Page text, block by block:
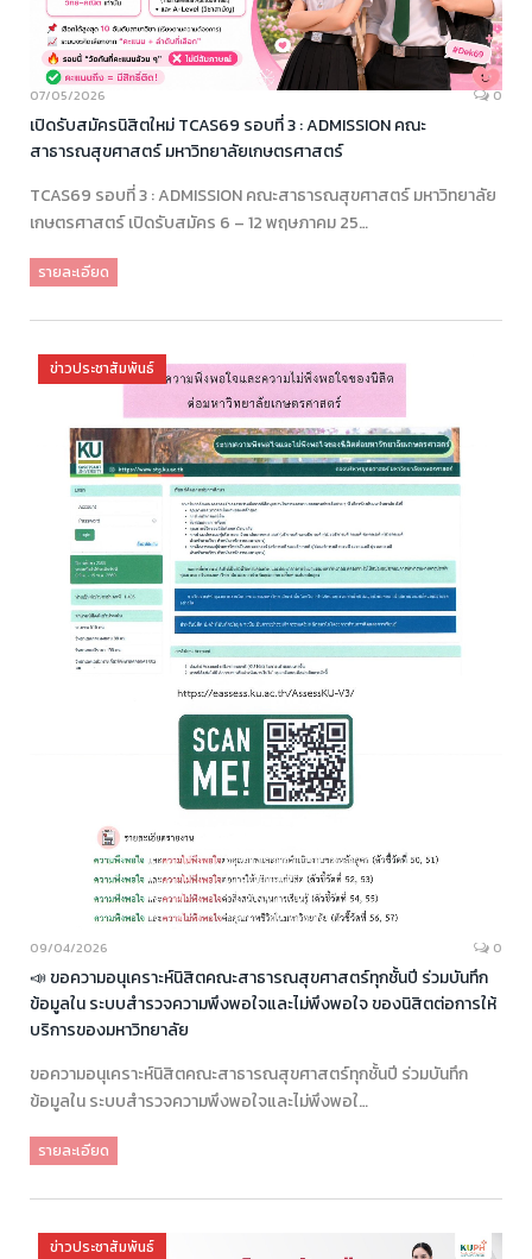
07/05/2026 0
เปิดรับสมัครนิสิตใหม่ TCAS69 รอบที่ 3 : ADMISSION คณะ
สาธารณสุขศาสตร์ มหาวิทยาลัยเกษตรศาสตร์
TCAS69 รอบที่ 3 : ADMISSION คณะสาธารณสุขศาสตร์ มหาวิทยาลัย
เกษตรศาสตร์ เปิดรับสมัคร 6 – 12 พฤษภาคม 25…
รายละเอียด
ข่าวประชาสัมพันธ์
09/04/2026 0
📣 ขอความอนุเคราะห์นิสิตคณะสาธารณสุขศาสตร์ทุกชั้นปี ร่วมบันทึก
ข้อมูลใน ระบบสำรวจความพึงพอใจและไม่พึงพอใจ ของนิสิตต่อการให้
บริการของมหาวิทยาลัย
ขอความอนุเคราะห์นิสิตคณะสาธารณสุขศาสตร์ทุกชั้นปี ร่วมบันทึก
ข้อมูลใน ระบบสำรวจความพึงพอใจและไม่พึงพอใ…
รายละเอียด
ข่าวประชาสัมพันธ์